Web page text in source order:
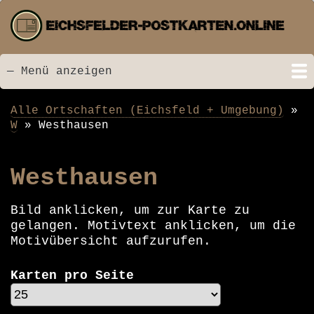
zum
Inhalt
Menü
— Menü anzeigen
Startseite
Neu hinzugefügt
Postkarten
Bildarchiv
Videos
Suche
Kontakt
Links
Spende
Pfadnavigation
Alle Ortschaften (Eichsfeld + Umgebung)
W
Westhausen
Westhausen
Bild anklicken, um zur Karte zu
gelangen. Motivtext anklicken, um die
Motivübersicht aufzurufen.
Karten pro Seite